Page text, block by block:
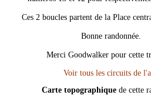
Ces 2 boucles partent de la Place
Bonne randonnée.
Merci Goodwalker pour cette
Carte topographique de cette